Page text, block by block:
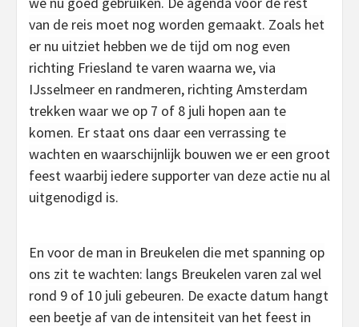
van de reis moet nog worden gemaakt. Zoals het
er nu uitziet hebben we de tijd om nog even
richting Friesland te varen waarna we, via
IJsselmeer en randmeren, richting Amsterdam
trekken waar we op 7 of 8 juli hopen aan te
komen. Er staat ons daar een verrassing te
wachten en waarschijnlijk bouwen we er een groot
feest waarbij iedere supporter van deze actie nu al
uitgenodigd is.
En voor de man in Breukelen die met spanning op
ons zit te wachten: langs Breukelen varen zal wel
rond 9 of 10 juli gebeuren. De exacte datum hangt
een beetje af van de intensiteit van het feest in